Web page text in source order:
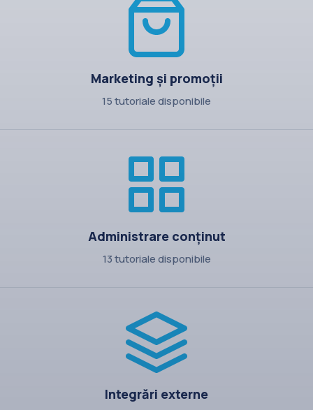
Marketing și promoții
15 tutoriale disponibile
Administrare conținut
13 tutoriale disponibile
Integrări externe